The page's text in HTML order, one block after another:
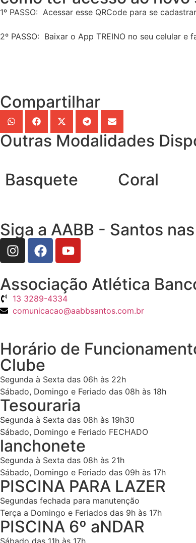
1º PASSO: Acessar esse QRCode para se
2º PASSO: Baixar o App TREINO no seu celular
Compartilhar
Outras Modalidades
Basquete
Coral
Siga a AABB - Santos
Associação Atlética
13 3289-4334
comunicacao@aabbsantos.com.br
Horário de
Clube
Segunda à Sexta das 06h às 22h
Sábado, Domingo e Feriado das 08h às 18h
Tesouraria
Segunda à Sexta das 08h às 19h30
Sábado, Domingo e Feriado FECHADO
lanchonete
Segunda à Sexta das 08h às 21h
Sábado, Domingo e Feriado das 09h às 17h
PISCINA PARA LAZER
Segundas fechada para manutenção
Terça a Domingo e Feriados das 9h às 17h
PISCINA 6º aNDAR
Sábado das 11h às 17h